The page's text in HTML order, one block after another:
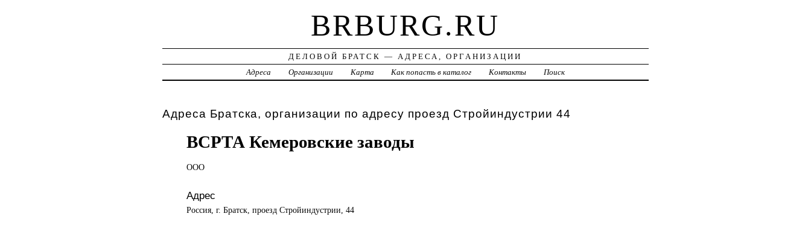
BRBURG.RU
ДЕЛОВОЙ БРАТСК — АДРЕСА, ОРГАНИЗАЦИИ
Адреса
Организации Карта Как попасть в каталог Контакты Поиск
Адреса Братска, организации по адресу проезд Стройиндустрии 44
ВСРТА Кемеровские заводы
ООО
Адрес
Россия, г. Братск, проезд Стройиндустрии, 44